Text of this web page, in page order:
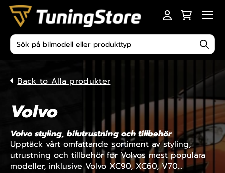
Skip to content
Produktsökning
Back to Alla produkter
Volvo
Volvo styling, bilutrustning och tillbehör
Upptäck vårt omfattande sortiment av styling,
utrustning och tillbehör för Volvos mest populära
modeller, inklusive Volvo XC90, XC60, V70...